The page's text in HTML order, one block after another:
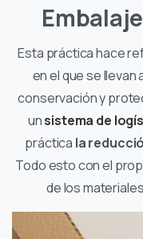
Esta práctica hace
en el que se
conservación y
unsistema de
práctica la
Todo esto con el
de los